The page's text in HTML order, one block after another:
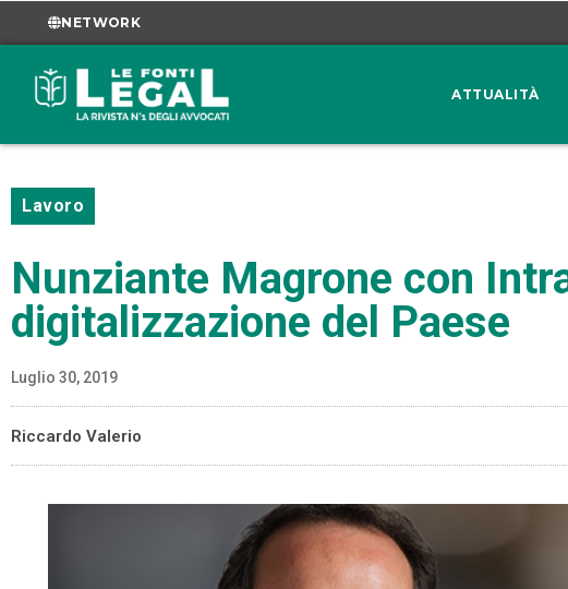
NETWORK
ATTUALITÀ
Lavoro
Nunziante Magrone con
digitalizzazione del Paese
Luglio 30, 2019
Riccardo Valerio